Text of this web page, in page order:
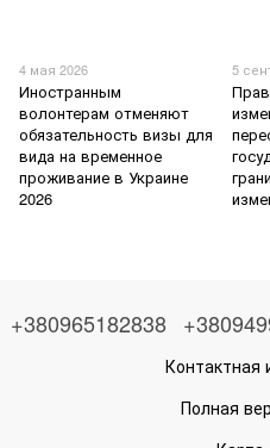
4 мая 2026
Иностранным
волонтерам отменяют
обязательность визы для
вида на временное
проживание в Украине
2026
5
+380965182838
Контактная
Полная